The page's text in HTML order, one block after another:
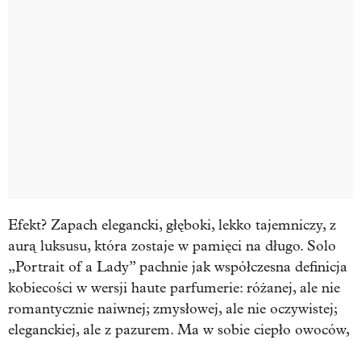
Efekt? Zapach elegancki, głęboki, lekko tajemniczy, z
aurą luksusu, która zostaje w pamięci na długo. Solo
„Portrait of a Lady” pachnie jak współczesna definicja
kobiecości w wersji haute parfumerie: różanej, ale nie
romantycznie naiwnej; zmysłowej, ale nie oczywistej;
eleganckiej, ale z pazurem. Ma w sobie ciepło owoców,